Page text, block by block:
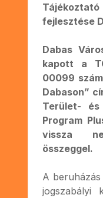
fejlesztése
Dabas
kapott a
00099
Dabason”
Terület- és
Program
vissza
összeggel.
A
jogszabályi